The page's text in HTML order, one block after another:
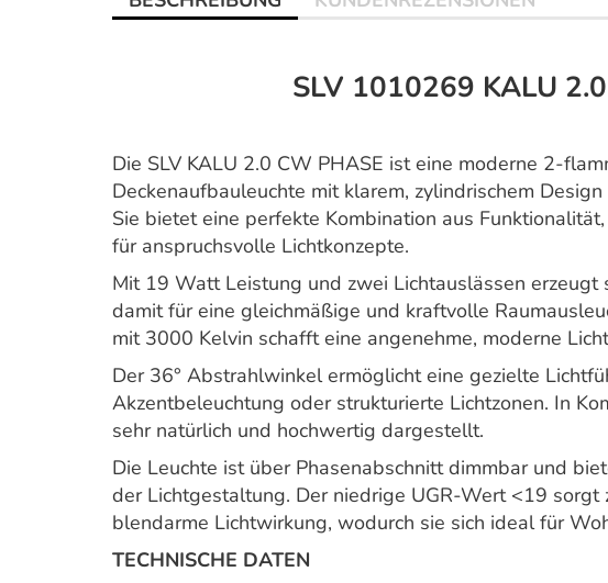
SLV 1010269 KALU
Die SLV KALU 2.0 CW PHASE ist eine moderne 2-
Deckenaufbauleuchte mit klarem, zylindrischem
Sie bietet eine perfekte Kombination aus
für anspruchsvolle Lichtkonzepte.
Mit 19 Watt Leistung und zwei Lichtauslässen
damit für eine gleichmäßige und kraftvolle
mit 3000 Kelvin schafft eine angenehme, moderne
Der 36° Abstrahlwinkel ermöglicht eine gezielte
Akzentbeleuchtung oder strukturierte Lichtzonen. In
sehr natürlich und hochwertig dargestellt.
Die Leuchte ist über Phasenabschnitt dimmbar und
der Lichtgestaltung. Der niedrige UGR-Wert <19 sorgt
blendarme Lichtwirkung, wodurch sie sich ideal für
TECHNISCHE DATEN